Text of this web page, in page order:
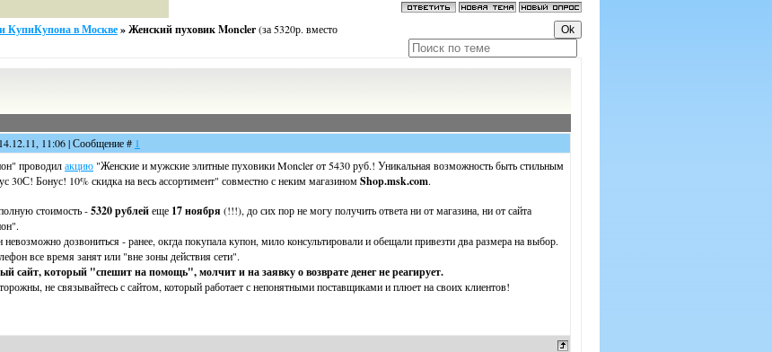
КупиКупона в Москве»Женский пуховик Moncler(за 5320р. вместо
11:06 | Сообщение # 1
проводилакцию "Женские и мужские элитные пуховики Moncler от 5430 руб.! Уникальная возможность быть стильным
30С! Бонус! 10% скидка на весь ассортимент" совместно с неким магазиномShop.msk.com.
стоимость -5320 рублейеще 17 ноября (!!!), до сих пор не могу получить ответа ни от магазина, ни от сайта
невозможно дозвониться - ранее, окгда покупала купон, мило консультировали и обещали привезти два размера на выбор.
все время занят или "вне зоны действия сети".
сайт, который "спешит на помощь", молчит и на заявку о возврате денег не реагирует.
не связывайтесь с сайтом, который работает с непонятными поставщиками и плюет на своих клиентов!